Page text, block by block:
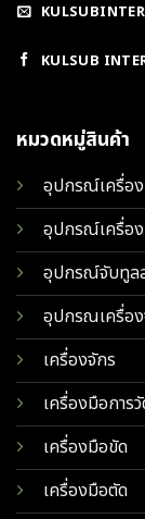
KULSUB
หมวดหมู่สินค้า
อุปกรณ์เครื่อ
อุปกรณ์เครื่อ
อุปกรณ์จับทูล
อุปกรณเครื่อ
เครื่องจักร
เครื่องมือการ
เครื่องมือขัด
เครื่องมือตัด